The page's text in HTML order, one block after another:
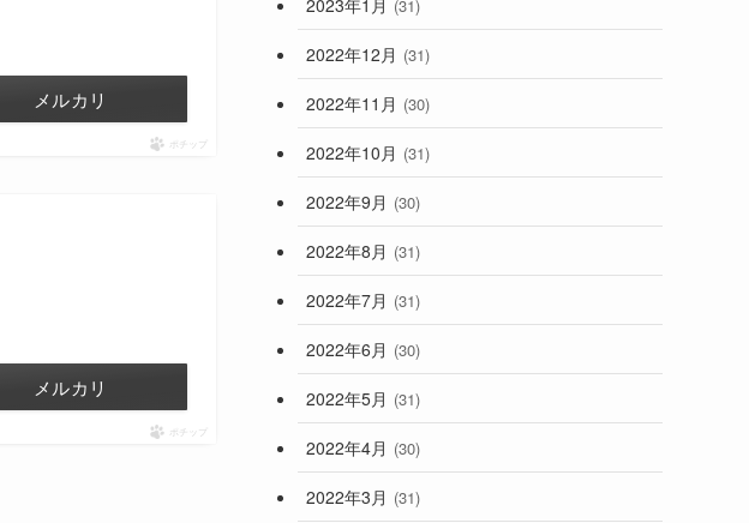
メルカリ
ポチップ
メルカリ
ポチップ
(31)
2022年12月 (31)
2022年11月 (30)
2022年10月 (31)
2022年9月 (30)
2022年8月 (31)
2022年7月 (31)
2022年6月 (30)
2022年5月 (31)
2022年4月 (30)
2022年3月 (31)